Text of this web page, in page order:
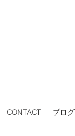
CONTACT ブログ